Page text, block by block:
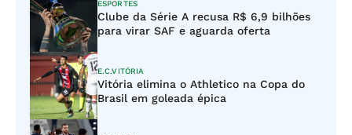
ESPORTES
Clube da Série A recusa R$ 6,9 bilhões
para virar SAF e aguarda oferta
E.C.VITÓRIA
Vitória elimina o Athletico na Copa do
Brasil em goleada épica